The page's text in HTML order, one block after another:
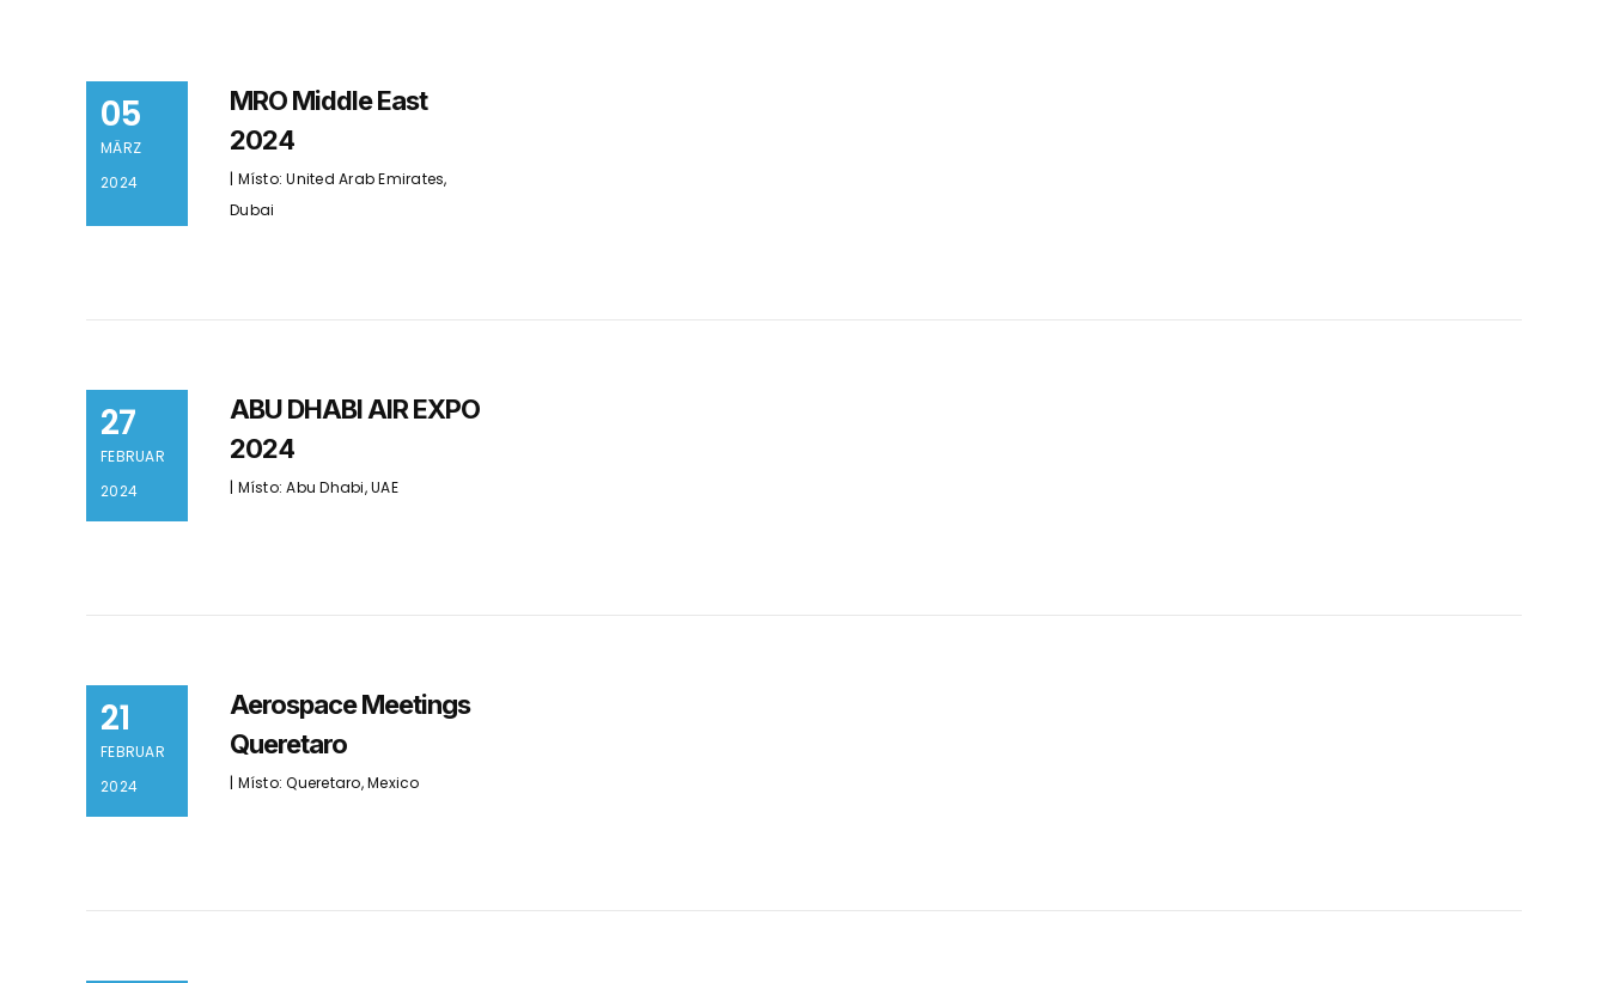
05
MÄRZ
2024
MRO Middle East
2024
| Místo: United Arab Emirates,
Dubai
27
FEBRUAR
2024
ABU DHABI AIR EXPO
2024
| Místo: Abu Dhabi, UAE
21
FEBRUAR
2024
Aerospace Meetings
Queretaro
| Místo: Queretaro, Mexico